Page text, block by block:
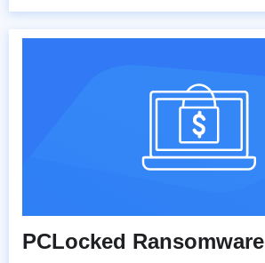
PCLocked Ransomware